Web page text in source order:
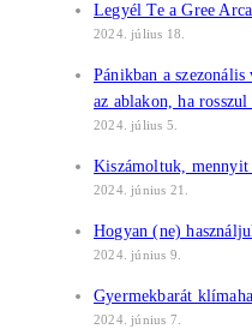
Legyél Te a Gree
2024. július 18.
Pánikban a
az ablakon, ha
2024. július 5.
Kiszámoltuk, mennyit
2024. június 21.
Hogyan (ne)
2024. június 9.
Gyermekbarát
2024. június 7.